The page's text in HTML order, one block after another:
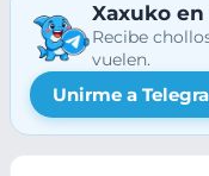
Xaxuko en
Recibe
vuelen.
Unirme a